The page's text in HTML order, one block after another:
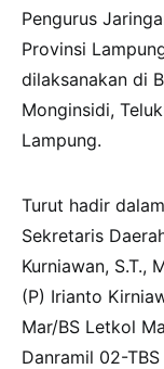
Pengurus
Provinsi
dilaksanakan di
Monginsidi,
Lampung.
Turut hadir
Sekretaris
Kurniawan, S.T.,
(P) Irianto
Mar/BS Letkol
Danramil 02-